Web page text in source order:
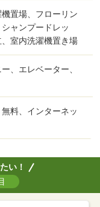
置場、フローリン
ャンプードレッ
室内洗濯機置き場
、エレベーター、
料、インターネッ
い！